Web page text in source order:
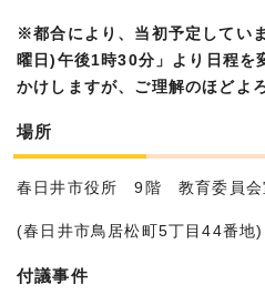
※都合により、当初予定してい
曜日)午後1時30分」より日程を
かけしますが、ご理解のほどよ
場所
春日井市役所 9階 教育委員会
(春日井市鳥居松町5丁目44番地)
付議事件